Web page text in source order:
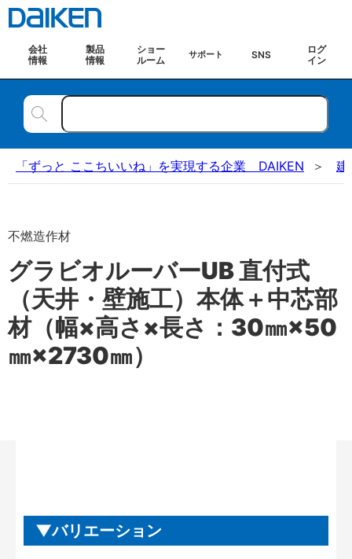
会社
情報
製品
情報
ショー
ルーム
サポート SNS
ログ
イン
「ずっと ここちいいね」を実現する企業 DAIKEN 建
不燃造作材
グラビオルーバーUB 直付式
（天井・壁施工）本体＋中芯部
材（幅×高さ×長さ：30㎜×50
㎜×2730㎜）
バリエーション